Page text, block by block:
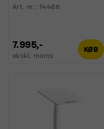
Art. nr.:14466
7.995,-
ekskl. moms
KØB